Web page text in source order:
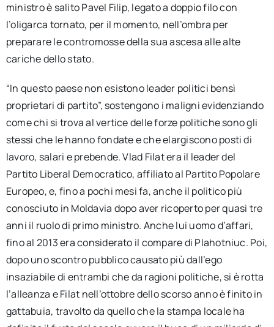
ministro è salito Pavel Filip, legato a doppio filo con
l’oligarca tornato, per il momento, nell’ombra per
preparare le contromosse della sua ascesa alle alte
cariche dello stato.
“In questo paese non esistono leader politici bensì
proprietari di partito”, sostengono i maligni evidenziando
come chi si trova al vertice delle forze politiche sono gli
stessi che le hanno fondate e che elargiscono posti di
lavoro, salari e prebende. Vlad Filat era il leader del
Partito Liberal Democratico, affiliato al Partito Popolare
Europeo, e, fino a pochi mesi fa, anche il politico più
conosciuto in Moldavia dopo aver ricoperto per quasi tre
anni il ruolo di primo ministro. Anche lui uomo d’affari,
fino al 2013 era considerato il compare di Plahotniuc. Poi,
dopo uno scontro pubblico causato più dall’ego
insaziabile di entrambi che da ragioni politiche, si è rotta
l’alleanza e Filat nell’ottobre dello scorso anno è finito in
gattabuia, travolto da quello che la stampa locale ha